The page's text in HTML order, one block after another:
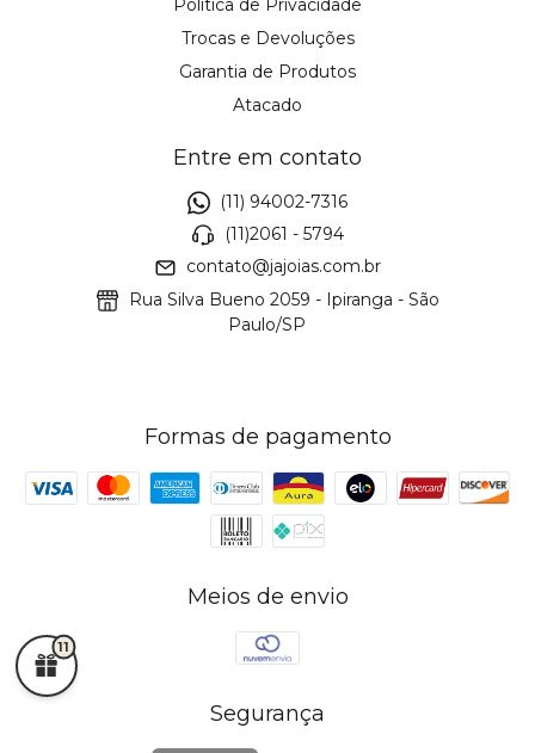
Trocas e Devoluções
Garantia de Produtos
Atacado
Entre em contato
(11) 94002-7316
(11)2061 - 5794
contato@jajoias.com.br
Rua Silva Bueno 2059 - Ipiranga - São
Paulo/SP
Formas de pagamento
Meios de envio
Segurança
11